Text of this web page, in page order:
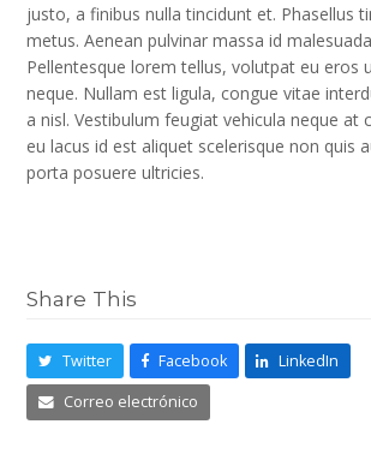
justo, a finibus nulla tincidunt et. Phasellus
metus. Aenean pulvinar massa id
Pellentesque lorem tellus, volutpat eu eros
neque. Nullam est ligula, congue vitae
a nisl. Vestibulum feugiat vehicula neque at
eu lacus id est aliquet scelerisque non quis
porta posuere ultricies.
Share This
Twitter Facebook LinkedIn
Correo electrónico